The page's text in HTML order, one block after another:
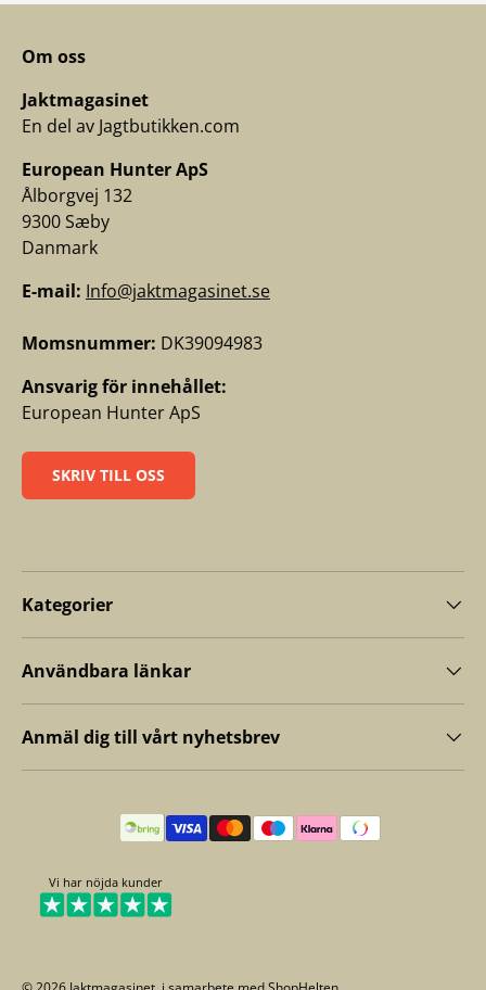
Om oss
Jaktmagasinet
En del av Jagtbutikken.com
European Hunter ApS
Ålborgvej 132
9300 Sæby
Danmark
E-mail: Info@jaktmagasinet.se
Momsnummer: DK39094983
Ansvarig för innehållet:
European Hunter ApS
SKRIV TILL OSS
Kategorier
Användbara länkar
Anmäl dig till vårt nyhetsbrev
Betalningsmetoder
Vi har nöjda kunder